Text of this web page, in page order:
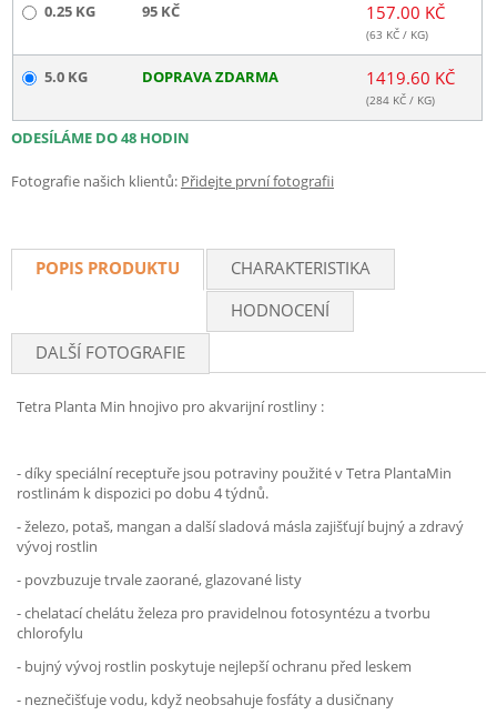
0.25 KG 95 KČ 157.00 KČ
(63 KČ / KG)
5.0 KG DOPRAVA ZDARMA 1419.60 KČ
(284 KČ / KG)
ODESÍLÁME DO 48 HODIN
Fotografie našich klientů: Přidejte první fotografii
POPIS PRODUKTU
CHARAKTERISTIKA
HODNOCENÍ
DALŠÍ FOTOGRAFIE
Tetra Planta Min hnojivo pro akvarijní rostliny :
- díky speciální receptuře jsou potraviny použité v Tetra PlantaMin
rostlinám k dispozici po dobu 4 týdnů.
- železo, potaš, mangan a další sladová másla zajišťují bujný a zdravý
vývoj rostlin
- povzbuzuje trvale zaorané, glazované listy
- chelatací chelátu železa pro pravidelnou fotosyntézu a tvorbu
chlorofylu
- bujný vývoj rostlin poskytuje nejlepší ochranu před leskem
- neznečišťuje vodu, když neobsahuje fosfáty a dusičnany